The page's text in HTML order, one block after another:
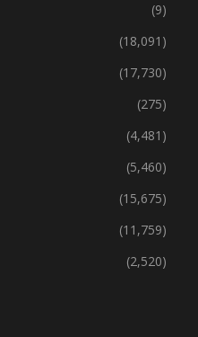
(9)
(18,091)
(17,730)
(275)
(4,481)
(5,460)
(15,675)
(11,759)
(2,520)